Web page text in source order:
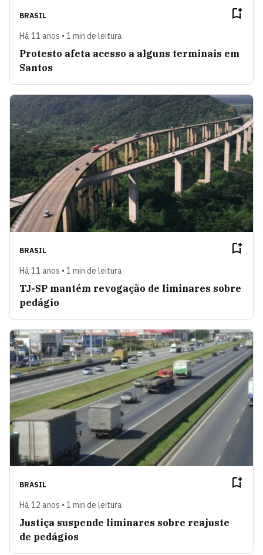
BRASIL
Há 11 anos • 1 min de leitura
Protesto afeta acesso a alguns terminais em
Santos
BRASIL
Há 11 anos • 1 min de leitura
TJ-SP mantém revogação de liminares sobre
pedágio
BRASIL
Há 12 anos • 1 min de leitura
Justiça suspende liminares sobre reajuste
de pedágios